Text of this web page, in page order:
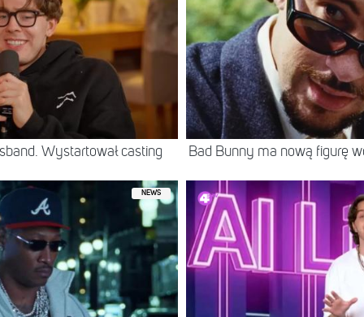
Wystartował casting Bad Bunny ma nową figurę
NEWS